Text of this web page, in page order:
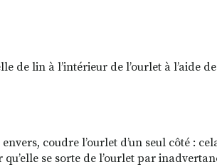
de lin à l’intérieur de l’ourlet à l’aide
envers, coudre l’ourlet d’un seul côté :
qu’elle se sorte de l’ourlet par